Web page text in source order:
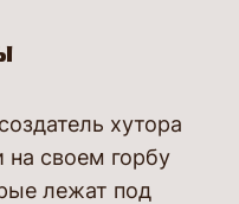
хутора
своем горбу
лежат под